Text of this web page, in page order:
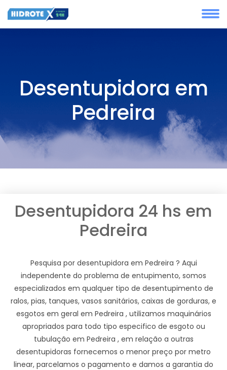
Desentupidora em
Pedreira
Desentupidora 24 hs em
Pedreira
Pesquisa por desentupidora em Pedreira ? Aqui
independente do problema de entupimento, somos
especializados em qualquer tipo de desentupimento de
ralos, pias, tanques, vasos sanitários, caixas de gorduras, e
esgotos em geral em Pedreira , utilizamos maquinários
apropriados para todo tipo especifico de esgoto ou
tubulação em Pedreira , em relação a outras
desentupidoras fornecemos o menor preço por metro
linear, parcelamos o pagamento e damos a garantia do